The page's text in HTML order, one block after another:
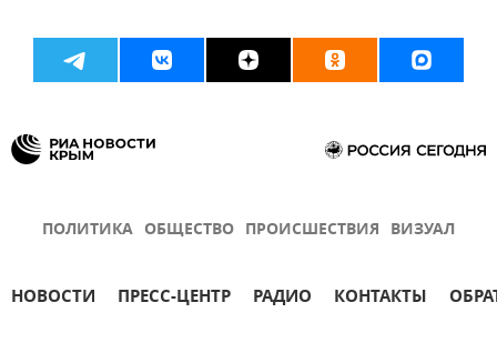
ПОЛИТИКА ОБЩЕСТВО ПРОИСШЕСТВИЯ ВИЗУАЛ
НОВОСТИ ПРЕСС-ЦЕНТР РАДИО КОНТАКТЫ